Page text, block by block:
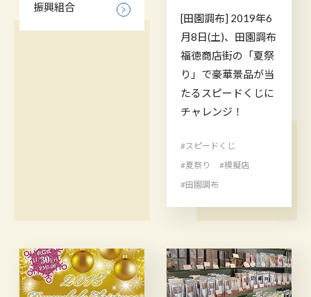
振興組合
[田園調布] 2019年6
月8日(土)、田園調布
福徳商店街の「夏祭
り」で豪華景品が当
たるスピードくじに
チャレンジ！
#スピードくじ
#夏祭り
#模擬店
#田園調布